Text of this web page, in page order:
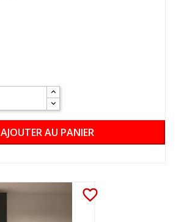
AJOUTER AU PANIER
favorite_border